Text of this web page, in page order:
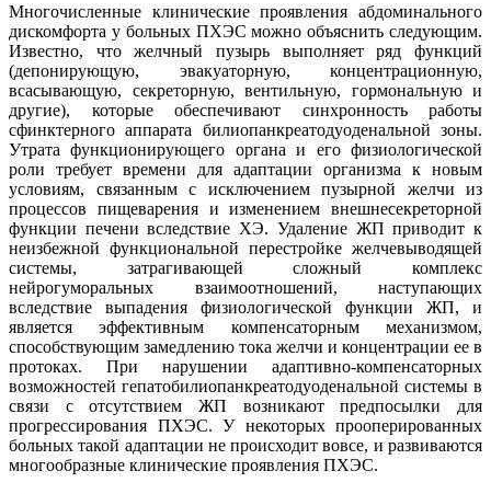
Многочисленные клинические проявления абдоминального
дискомфорта у больных ПХЭС можно объяснить следующим.
Известно, что желчный пузырь выполняет ряд функций
(депонирующую, эвакуаторную, концентрационную,
всасывающую, секреторную, вентильную, гормональную и
другие), которые обеспечивают синхронность работы
сфинктерного аппарата билиопанкреатодуоденальной зоны.
Утрата функционирующего органа и его физиологической
роли требует времени для адаптации организма к новым
условиям, связанным с исключением пузырной желчи из
процессов пищеварения и изменением внешнесекреторной
функции печени вследствие ХЭ. Удаление ЖП приводит к
неизбежной функциональной перестройке желчевыводящей
системы, затрагивающей сложный комплекс
нейрогуморальных взаимоотношений, наступающих
вследствие выпадения физиологической функции ЖП, и
является эффективным компенсаторным механизмом,
способствующим замедлению тока желчи и концентрации ее в
протоках. При нарушении адаптивно-компенсаторных
возможностей гепатобилиопанкреатодуоденальной системы в
связи с отсутствием ЖП возникают предпосылки для
прогрессирования ПХЭС. У некоторых прооперированных
больных такой адаптации не происходит вовсе, и развиваются
многообразные клинические проявления ПХЭС.